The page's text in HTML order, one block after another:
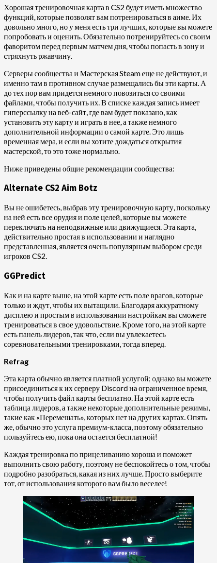
Хорошая тренировочная карта в CS2 будет иметь множество
функций, которые позволят вам потренироваться в аиме. Их
довольно много, но у меня есть три лучших, которые вы можете
попробовать и оценить. Обязательно потренируйтесь со своим
фаворитом перед первым матчем дня, чтобы попасть в зону и
стряхнуть ржавчину.
Серверы сообщества и Мастерская Steam еще не действуют, и
именно там в противном случае размещались бы эти карты. А
до тех пор вам придется немного повозиться со своими
файлами, чтобы получить их. В списке каждая запись имеет
гиперссылку на веб-сайт, где вам будет показано, как
установить эту карту и играть в нее, а также немного
дополнительной информации о самой карте. Это лишь
временная мера, и если вы хотите дождаться открытия
мастерской, то это тоже нормально.
Ниже приведены общие рекомендации сообщества:
Alternate CS2 Aim Botz
Вы не ошибетесь, выбрав эту тренировочную карту, поскольку
на ней есть все орудия и поле целей, которые вы можете
переключать на неподвижные или движущиеся. Эта карта,
действительно простая в использовании и наглядно
представленная, является очень популярным выбором среди
игроков CS2.
GGPredict
Как и на карте выше, на этой карте есть поле врагов, которые
только и ждут, чтобы их вытащили. Благодаря аккуратному
дисплею и простым в использовании настройкам вы сможете
тренироваться в свое удовольствие. Кроме того, на этой карте
есть панель лидеров, так что, если вы увлекаетесь
соревновательными тренировками, тогда вперед.
Refrag
Эта карта обычно является платной услугой; однако вы можете
присоединиться к их серверу Discord на ограниченное время,
чтобы получить файл карты бесплатно. На этой карте есть
таблица лидеров, а также некоторые дополнительные режимы,
такие как «Перемешать», которых нет на других картах. Опять
же, обычно это услуга премиум-класса, поэтому обязательно
пользуйтесь ею, пока она остается бесплатной!
Каждая тренировка по прицеливанию хороша и поможет
выполнить свою работу, поэтому не беспокойтесь о том, чтобы
подробно разобраться, какая из них лучше. Просто выберите
тот, от использования которого вам было веселее!